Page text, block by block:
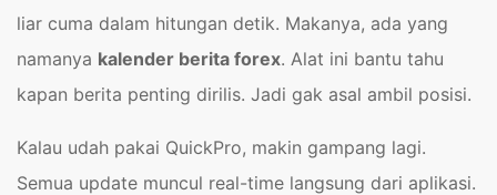
liar cuma dalam hitungan detik. Makanya, ada yang
namanya kalender berita forex. Alat ini bantu tahu
kapan berita penting dirilis. Jadi gak asal ambil posisi.
Kalau udah pakai QuickPro, makin gampang lagi.
Semua update muncul real-time langsung dari aplikasi.